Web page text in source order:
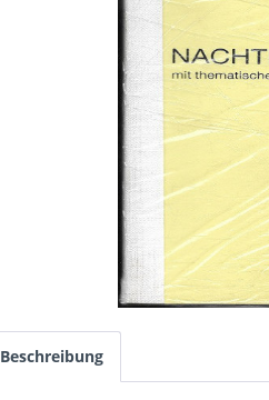
Beschreibung